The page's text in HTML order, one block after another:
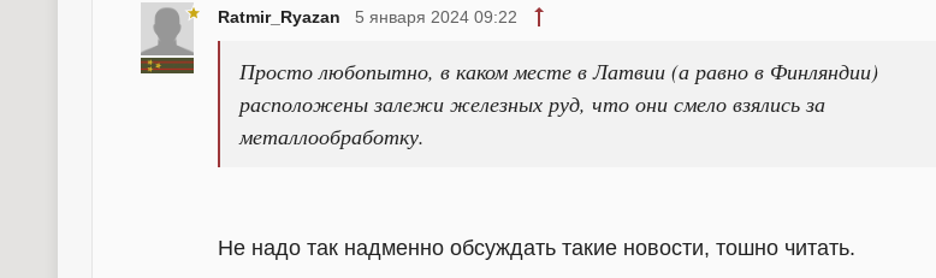
Ratmir_Ryazan 5 января 2024 09:22
Просто любопытно, в каком месте в Латвии (а равно в Финляндии)
расположены залежи железных руд, что они смело взялись за
металлообработку.
Не надо так надменно обсуждать такие новости, тошно читать.